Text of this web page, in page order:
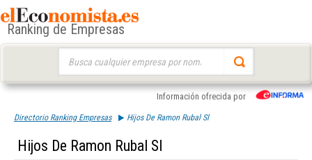
Ranking de Empresas
Información ofrecida por
Directorio Ranking Empresas Hijos De Ramon Rubal Sl
Hijos De Ramon Rubal Sl